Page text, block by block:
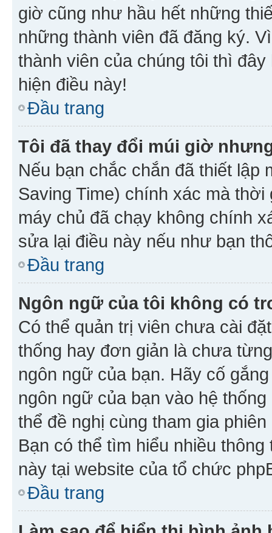
giờ cũng như hầu hết những
những thành viên đã đăng ký.
thành viên của chúng tôi thì
hiện điều này!
Đầu trang
Tôi đã thay đổi múi giờ
Nếu bạn chắc chắn đã thiết lập
Saving Time) chính xác mà
máy chủ đã chạy không chính
sửa lại điều này nếu như bạn
Đầu trang
Ngôn ngữ của tôi không có
Có thể quản trị viên chưa cài
thống hay đơn giản là chưa
ngôn ngữ của bạn. Hãy cố
ngôn ngữ của bạn vào hệ
thể đề nghị cùng tham gia
Bạn có thể tìm hiểu nhiều
này tại website của tổ chức
Đầu trang